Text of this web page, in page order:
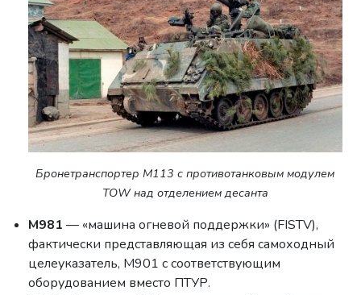
Бронетранспортер M113 с противотанковым модулем
TOW над отделением десанта
М981 — «машина огневой поддержки» (FISTV),
фактически представляющая из себя самоходный
целеуказатель, М901 с соответствующим
оборудованием вместо ПТУР.